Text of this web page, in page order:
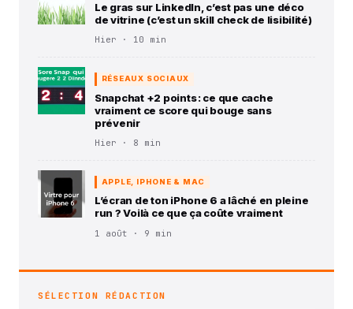
Le gras sur LinkedIn, c’est pas une déco
de vitrine (c’est un skill check de lisibilité)
Hier · 10 min
RÉSEAUX SOCIAUX
Snapchat +2 points : ce que cache
vraiment ce score qui bouge sans
prévenir
Hier · 8 min
APPLE, IPHONE & MAC
L’écran de ton iPhone 6 a lâché en pleine
run ? Voilà ce que ça coûte vraiment
1 août · 9 min
SÉLECTION RÉDACTION